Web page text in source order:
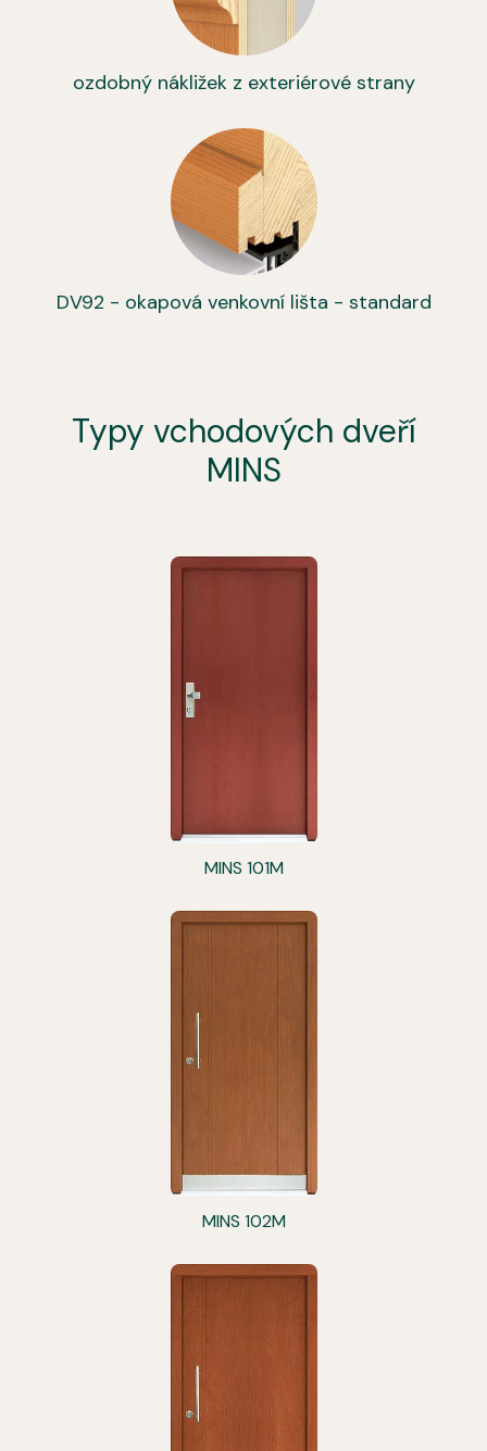
ozdobný nákližek z exteriérové strany
DV92 - okapová venkovní lišta - standard
Typy vchodových dveří
MINS
MINS 101M
MINS 102M